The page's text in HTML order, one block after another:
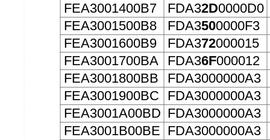
FEA3001400B7
FDA32D0000D0
FEA3001500B8
FDA3500000F3
FEA3001600B9
FDA372000015
FEA3001700BA
FDA36F000012
FEA3001800BB
FDA3000000A3
FEA3001900BC
FDA3000000A3
FEA3001A00BD FDA3000000A3
FEA3001B00BE FDA3000000A3